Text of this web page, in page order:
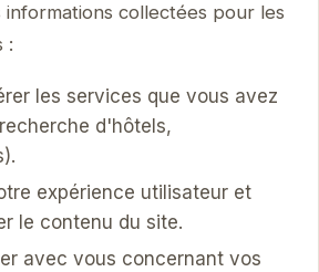
informations collectées pour les
:
les services que vous avez
d'hôtels,
expérience utilisateur et
le contenu du site.
avec vous concernant vos